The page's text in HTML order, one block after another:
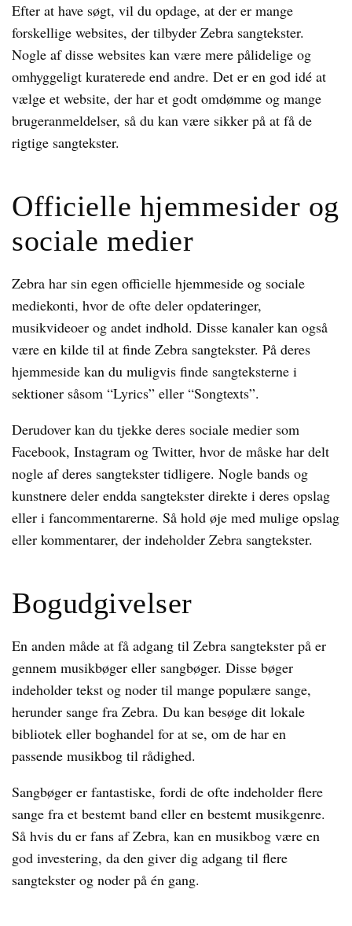
Efter at have søgt, vil du opdage, at der er mange
forskellige websites, der tilbyder Zebra sangtekster.
Nogle af disse websites kan være mere pålidelige og
omhyggeligt kuraterede end andre. Det er en god idé at
vælge et website, der har et godt omdømme og mange
brugeranmeldelser, så du kan være sikker på at få de
rigtige sangtekster.
Officielle hjemmesider og
sociale medier
Zebra har sin egen officielle hjemmeside og sociale
mediekonti, hvor de ofte deler opdateringer,
musikvideoer og andet indhold. Disse kanaler kan også
være en kilde til at finde Zebra sangtekster. På deres
hjemmeside kan du muligvis finde sangteksterne i
sektioner såsom “Lyrics” eller “Songtexts”.
Derudover kan du tjekke deres sociale medier som
Facebook, Instagram og Twitter, hvor de måske har delt
nogle af deres sangtekster tidligere. Nogle bands og
kunstnere deler endda sangtekster direkte i deres opslag
eller i fancommentarerne. Så hold øje med mulige opslag
eller kommentarer, der indeholder Zebra sangtekster.
Bogudgivelser
En anden måde at få adgang til Zebra sangtekster på er
gennem musikbøger eller sangbøger. Disse bøger
indeholder tekst og noder til mange populære sange,
herunder sange fra Zebra. Du kan besøge dit lokale
bibliotek eller boghandel for at se, om de har en
passende musikbog til rådighed.
Sangbøger er fantastiske, fordi de ofte indeholder flere
sange fra et bestemt band eller en bestemt musikgenre.
Så hvis du er fans af Zebra, kan en musikbog være en
god investering, da den giver dig adgang til flere
sangtekster og noder på én gang.